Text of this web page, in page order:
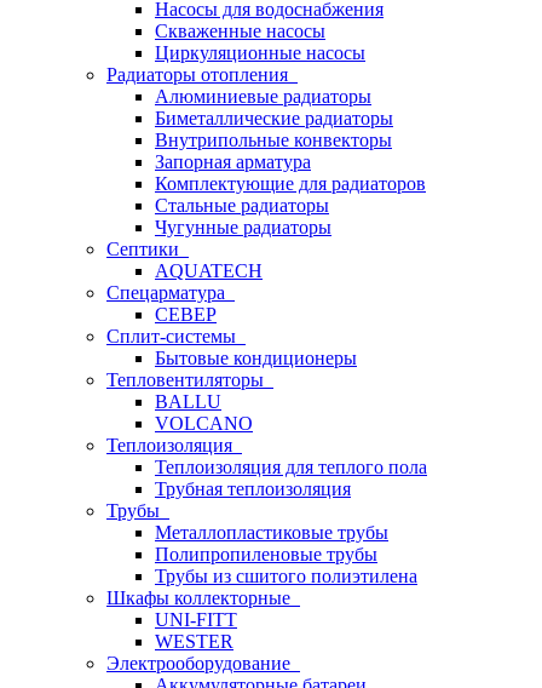
Насосы для водоснабжения
Скваженные насосы
Циркуляционные насосы
Радиаторы отопления
Алюминиевые радиаторы
Биметаллические радиаторы
Внутрипольные конвекторы
Запорная арматура
Комплектующие для радиаторов
Стальные радиаторы
Чугунные радиаторы
Септики
AQUATECH
Спецарматура
СЕВЕР
Сплит-системы
Бытовые кондиционеры
Тепловентиляторы
BALLU
VOLCANO
Теплоизоляция
Теплоизоляция для теплого пола
Трубная теплоизоляция
Трубы
Металлопластиковые трубы
Полипропиленовые трубы
Трубы из сшитого полиэтилена
Шкафы коллекторные
UNI-FITT
WESTER
Электрооборудование